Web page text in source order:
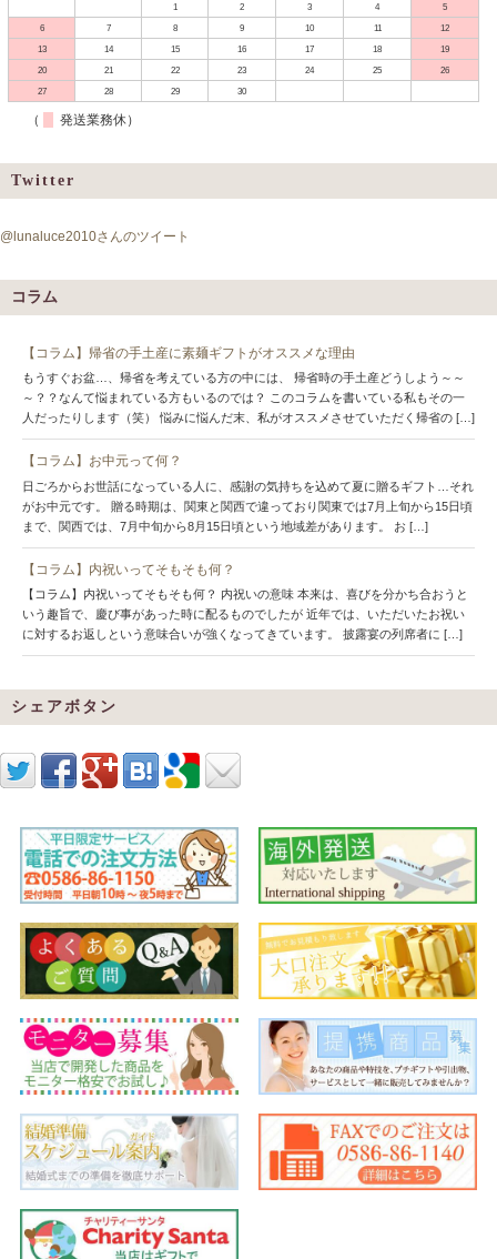
1
2 3 4
5
6
7 8 9 10 11
12
13
14 15 16 17 18
19
20
21 22 23 24 25
26
27
28 29 30
（ 発送業務休）
Twitter
@lunaluce2010さんのツイート
コラム
【コラム】帰省の手土産に素麺ギフトがオススメな理由
もうすぐお盆…、帰省を考えている方の中には、 帰省時の手土産どうしよう～～
～？？なんて悩まれている方もいるのでは？ このコラムを書いている私もその一
人だったりします（笑） 悩みに悩んだ末、私がオススメさせていただく帰省の […]
【コラム】お中元って何？
日ごろからお世話になっている人に、感謝の気持ちを込めて夏に贈るギフト…それ
がお中元です。 贈る時期は、関東と関西で違っており関東では7月上旬から15日頃
まで、関西では、7月中旬から8月15日頃という地域差があります。 お […]
【コラム】内祝いってそもそも何？
【コラム】内祝いってそもそも何？ 内祝いの意味 本来は、喜びを分かち合おうと
いう趣旨で、慶び事があった時に配るものでしたが 近年では、いただいたお祝い
に対するお返しという意味合いが強くなってきています。 披露宴の列席者に […]
シェアボタン